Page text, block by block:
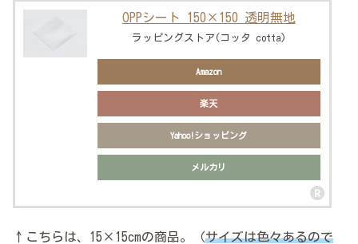
OPPシート 150×150 透明無地
ラッピングストア(コッタ cotta)
Amazon
楽天
Yahoo!ショッピング
メルカリ
↑こちらは、15×15cmの商品。（サイズは色々あるので